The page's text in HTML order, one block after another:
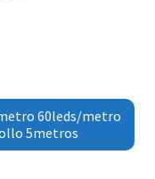
metro 60leds/metro
5metros